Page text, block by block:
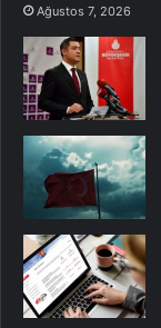
Ağustos 7, 2026